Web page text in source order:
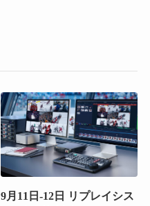
9月11日-12日 リプレイシス